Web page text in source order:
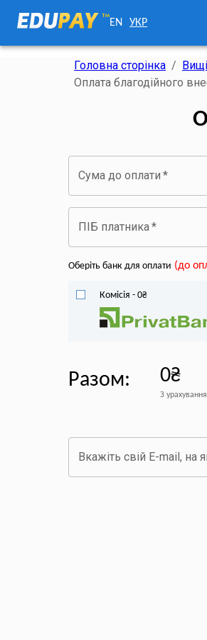
EN УКР
Головна сторінка /
Оплата благодійного
Сума до оплати *
ПІБ платника*
Оберіть банк для оплати (до
Комісія - 0₴
Разом: 0₴
З
Вкажіть свій E-mail, на